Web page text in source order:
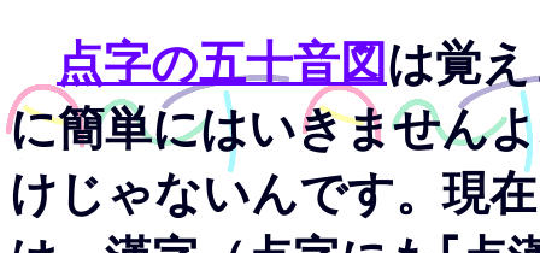
点字の五十音図は覚
に簡単にはいきません
けじゃないんです。現